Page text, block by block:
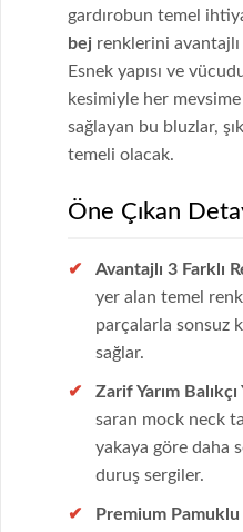
gardırobun temel
bej renklerini
Esnek yapısı ve
kesimiyle her
sağlayan bu bluzlar,
temeli olacak.
Öne Çıkan
Avantajlı 3 Farklı
yer alan temel
parçalarla sonsuz
sağlar.
Zarif Yarım Balıkçı
saran mock neck
yakaya göre daha
duruş sergiler.
Premium